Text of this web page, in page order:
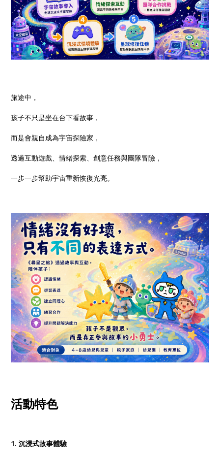
旅途中，
孩子不只是坐在台下看故事，
而是會親自成為宇宙探險家，
透過互動遊戲、情緒探索、創意任務與團隊冒險，
一步一步幫助宇宙重新恢復光亮。
活動特色
1. 沉浸式故事體驗